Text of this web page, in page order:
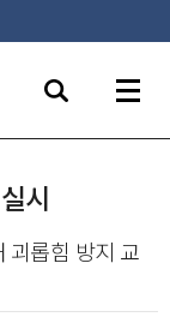
시
괴롭힘 방지 교